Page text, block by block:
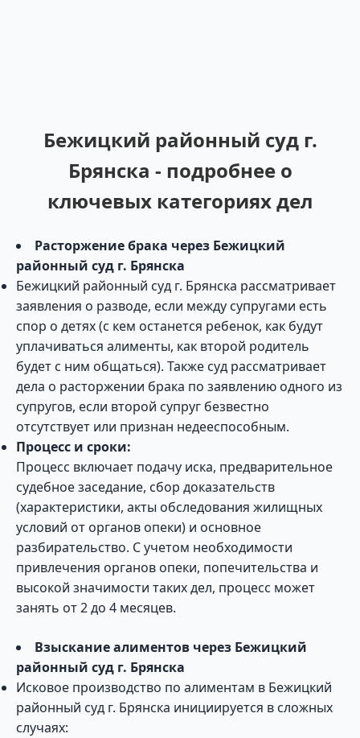
Бежицкий районный суд г.
Брянска - подробнее о
ключевых категориях дел
Расторжение брака через Бежицкий
районный суд г. Брянска
Бежицкий районный суд г. Брянска рассматривает
заявления о разводе, если между супругами есть
спор о детях (с кем останется ребенок, как будут
уплачиваться алименты, как второй родитель
будет с ним общаться). Также суд рассматривает
дела о расторжении брака по заявлению одного из
супругов, если второй супруг безвестно
отсутствует или признан недееспособным.
Процесс и сроки:
Процесс включает подачу иска, предварительное
судебное заседание, сбор доказательств
(характеристики, акты обследования жилищных
условий от органов опеки) и основное
разбирательство. С учетом необходимости
привлечения органов опеки, попечительства и
высокой значимости таких дел, процесс может
занять от 2 до 4 месяцев.
Взыскание алиментов через Бежицкий
районный суд г. Брянска
Исковое производство по алиментам в Бежицкий
районный суд г. Брянска инициируется в сложных
случаях: